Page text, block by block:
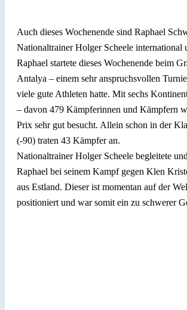
Auch dieses Wochenende sind Raphael
Nationaltrainer Holger Scheele
Raphael startete dieses Wochenende beim
Antalya – einem sehr anspruchsvollen
viele gute Athleten hatte. Mit sechs
– davon 479 Kämpferinnen und Kämpfern
Prix sehr gut besucht. Allein schon in der
(-90) traten 43 Kämpfer an.
Nationaltrainer Holger Scheele begleitete
Raphael bei seinem Kampf gegen Klen
aus Estland. Dieser ist momentan auf der
positioniert und war somit ein zu schwerer